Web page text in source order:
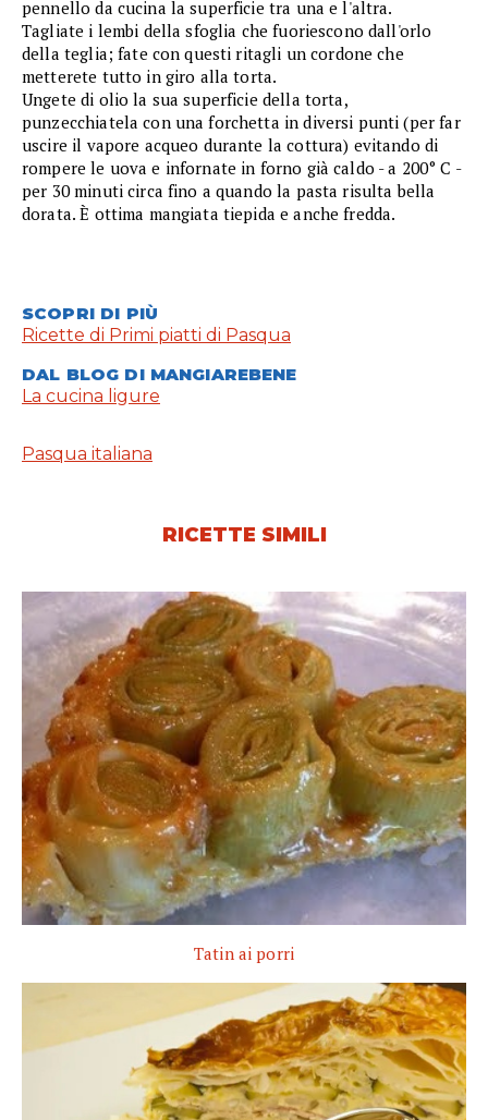
pennello da cucina la superficie tra una e l'altra.
Tagliate i lembi della sfoglia che fuoriescono dall'orlo
della teglia; fate con questi ritagli un cordone che
metterete tutto in giro alla torta.
Ungete di olio la sua superficie della torta,
punzecchiatela con una forchetta in diversi punti (per far
uscire il vapore acqueo durante la cottura) evitando di
rompere le uova e infornate in forno già caldo - a 200° C -
per 30 minuti circa fino a quando la pasta risulta bella
dorata. È ottima mangiata tiepida e anche fredda.
SCOPRI DI PIÙ
Ricette di Primi piatti di Pasqua
DAL BLOG DI MANGIAREBENE
La cucina ligure
Pasqua italiana
RICETTE SIMILI
Tatin ai porri